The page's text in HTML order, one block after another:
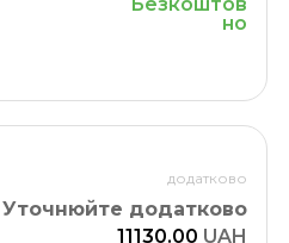
но
додатково
Уточнюйте додатково
11130.00 UAH